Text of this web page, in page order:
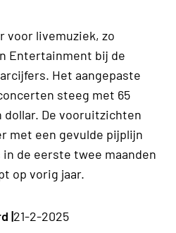
voor livemuziek, zo
Entertainment bij de
Het aangepaste
steeg met 65
De vooruitzichten
met een gevulde pijplijn
de eerste twee maanden
op vorig jaar.
|21-2-2025